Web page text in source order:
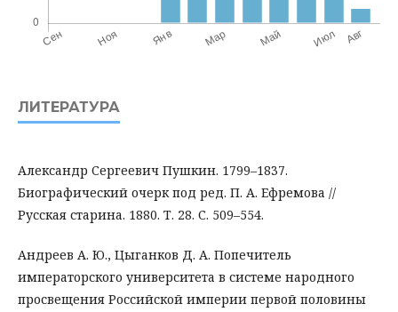
ЛИТЕРАТУРА
Александр Сергеевич Пушкин. 1799–1837.
Биографический очерк под ред. П. А. Ефремова //
Русская старина. 1880. Т. 28. С. 509–554.
Андреев А. Ю., Цыганков Д. А. Попечитель
императорского университета в системе народного
просвещения Российской империи первой половины